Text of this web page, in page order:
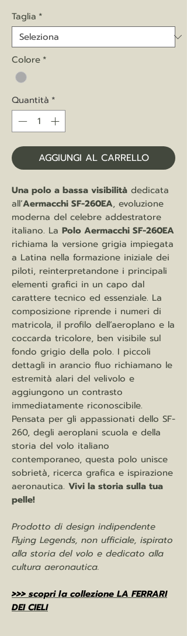
Taglia *
Colore *
Quantità *
AGGIUNGI AL CARRELLO
Una polo a bassa visibilità dedicata
all’Aermacchi SF-260EA, evoluzione
moderna del celebre addestratore
italiano. La Polo Aermacchi SF-260EA
richiama la versione grigia impiegata
a Latina nella formazione iniziale dei
piloti, reinterpretandone i principali
elementi grafici in un capo dal
carattere tecnico ed essenziale. La
composizione riprende i numeri di
matricola, il profilo dell’aeroplano e la
coccarda tricolore, ben visibile sul
fondo grigio della polo. I piccoli
dettagli in arancio fluo richiamano le
estremità alari del velivolo e
aggiungono un contrasto
immediatamente riconoscibile.
Pensata per gli appassionati dello SF-
260, degli aeroplani scuola e della
storia del volo italiano
contemporaneo, questa polo unisce
sobrietà, ricerca grafica e ispirazione
aeronautica. Vivi la storia sulla tua
pelle!
Prodotto di design indipendente
Flying Legends, non ufficiale, ispirato
alla storia del volo e dedicato alla
cultura aeronautica.
>>> scopri la collezione LA FERRARI
DEI CIELI